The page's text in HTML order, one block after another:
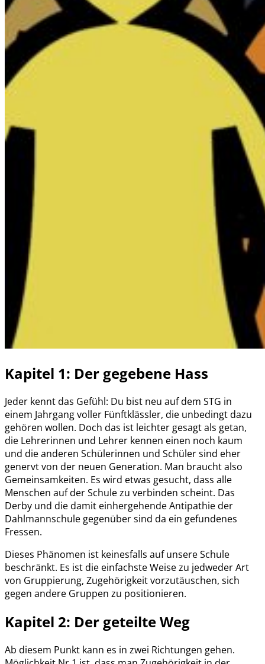
Kapitel 1: Der gegebene Hass
Jeder kennt das Gefühl: Du bist neu auf dem STG in
einem Jahrgang voller Fünftklässler, die unbedingt dazu
gehören wollen. Doch das ist leichter gesagt als getan,
die Lehrerinnen und Lehrer kennen einen noch kaum
und die anderen Schülerinnen und Schüler sind eher
genervt von der neuen Generation. Man braucht also
Gemeinsamkeiten. Es wird etwas gesucht, dass alle
Menschen auf der Schule zu verbinden scheint. Das
Derby und die damit einhergehende Antipathie der
Dahlmannschule gegenüber sind da ein gefundenes
Fressen.
Dieses Phänomen ist keinesfalls auf unsere Schule
beschränkt. Es ist die einfachste Weise zu jedweder Art
von Gruppierung, Zugehörigkeit vorzutäuschen, sich
gegen andere Gruppen zu positionieren.
Kapitel 2: Der geteilte Weg
Ab diesem Punkt kann es in zwei Richtungen gehen.